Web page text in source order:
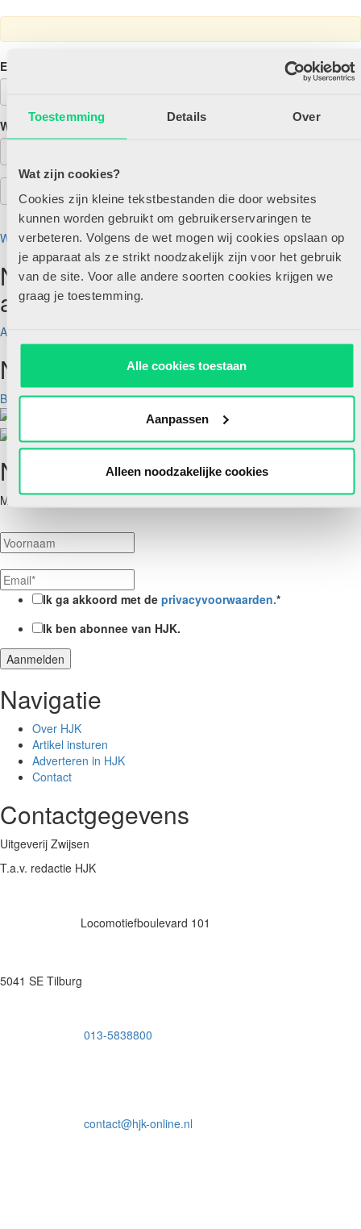
Toestemming Details Over
Wat zijn cookies?
Cookies zijn kleine tekstbestanden die door websites
kunnen worden gebruikt om gebruikerservaringen te
verbeteren. Volgens de wet mogen wij cookies opslaan op
je apparaat als ze strikt noodzakelijk zijn voor het gebruik
van de site. Voor alle andere soorten cookies krijgen we
graag je toestemming.
Alle cookies toestaan
Aanpassen
Alleen noodzakelijke cookies
E-mailadres
Wachtwoord
Wachtwoord vergeten?
Nog geen account maar wel
abonnee?
Account aanmaken
Nog geen abonnee?
Bekijk aanbod
Nieuwsbrief
Meld je hieronder aan voor de nieuwsbrief van HJK
Ik ga akkoord met de privacyvoorwaarden.*
Ik ben abonnee van HJK.
Navigatie
Over HJK
Artikel insturen
Adverteren in HJK
Contact
Contactgegevens
Uitgeverij Zwijsen
T.a.v. redactie HJK
Locomotiefboulevard 101
5041 SE Tilburg
013-5838800
contact@hjk-online.nl